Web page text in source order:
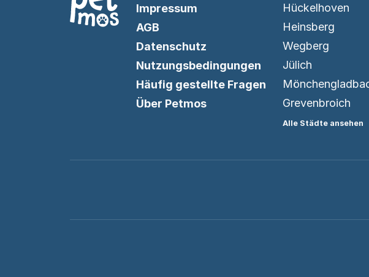
Impressum
AGB
Datenschutz
Nutzungsbedingungen
Häufig gestellte Fragen
Über Petmos
Hückelhoven
Heinsberg
Wegberg
Jülich
Grevenbroich
Alle Städte ansehen